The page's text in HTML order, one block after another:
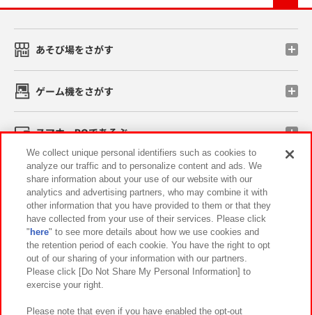
あそび場をさがす
ゲーム機をさがす
スマホ・PCであそぶ
イベント・キャンペーン
関連会社 サステナビリティ サイトポリシー
プライバシーポリシー ウェブアクセシビリティ方針と検証結果
お取引先さまとともに
カスタマーハラスメント対応方針 よくあるご質問・お問い合わせ
We collect unique personal identifiers such as cookies to
analyze our traffic and to personalize content and ads. We
share information about your use of our website with our
analytics and advertising partners, who may combine it with
other information that you have provided to them or that they
have collected from your use of their services. Please click
" here" to see more details about how we use cookies and
the retention period of each cookie. You have the right to opt
out of our sharing of your information with our partners.
Please click [Do Not Share My Personal Information] to
exercise your right.
Please note that even if you have enabled the opt-out